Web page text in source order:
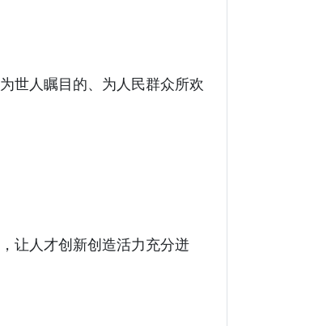
世人瞩目的、为人民群众所欢
让人才创新创造活力充分迸